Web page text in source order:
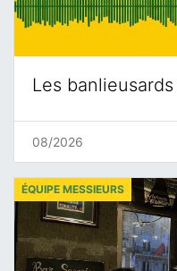
Les
08/2026
ÉQUIPE MESSIEURS